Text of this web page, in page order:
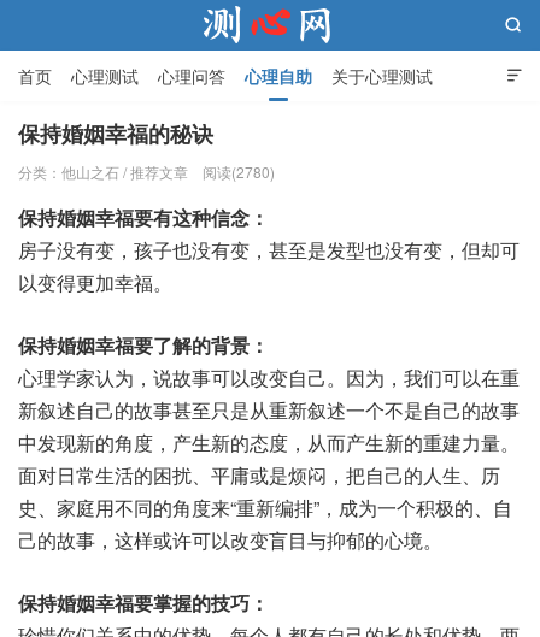

首页 心理测试 心理问答 心理自助 关于心理测试

保持婚姻幸福的秘诀
分类： 他山之石/推荐文章 阅读(2780)
保持婚姻幸福要有这种信念：
房子没有变，孩子也没有变，甚至是发型也没有变，但却可
以变得更加幸福。
保持婚姻幸福要了解的背景：
心理学家认为，说故事可以改变自己。因为，我们可以在重
新叙述自己的故事甚至只是从重新叙述一个不是自己的故事
中发现新的角度，产生新的态度，从而产生新的重建力量。
面对日常生活的困扰、平庸或是烦闷，把自己的人生、历
史、家庭用不同的角度来“重新编排”，成为一个积极的、自
己的故事，这样或许可以改变盲目与抑郁的心境。
保持婚姻幸福要掌握的技巧：